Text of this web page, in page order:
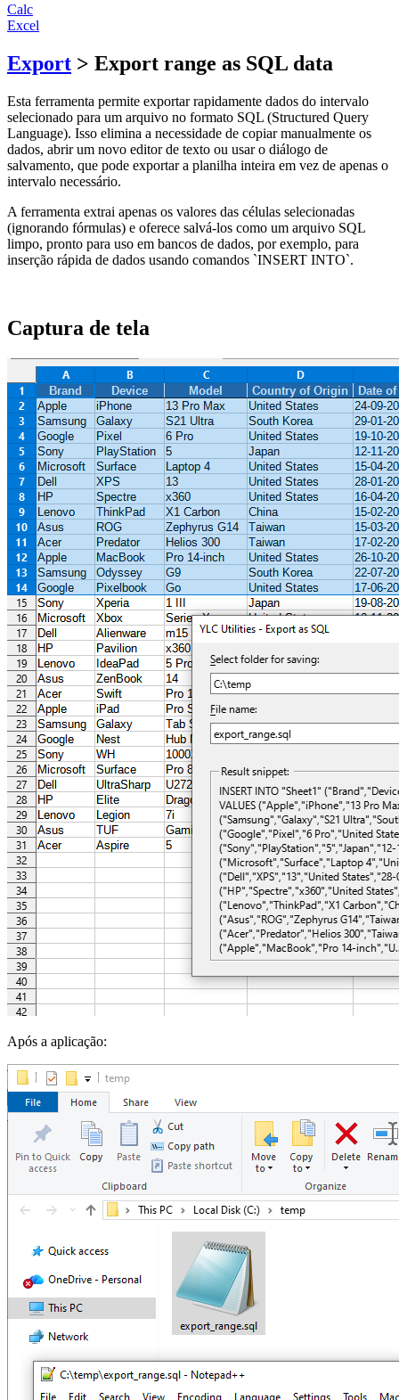
Calc
Excel
Export > Export range as SQL data
Esta ferramenta permite exportar rapidamente dados do intervalo
selecionado para um arquivo no formato SQL (Structured Query
Language). Isso elimina a necessidade de copiar manualmente os
dados, abrir um novo editor de texto ou usar o diálogo de
salvamento, que pode exportar a planilha inteira em vez de apenas o
intervalo necessário.
A ferramenta extrai apenas os valores das células selecionadas
(ignorando fórmulas) e oferece salvá-los como um arquivo SQL
limpo, pronto para uso em bancos de dados, por exemplo, para
inserção rápida de dados usando comandos `INSERT INTO`.
Captura de tela
Após a aplicação: